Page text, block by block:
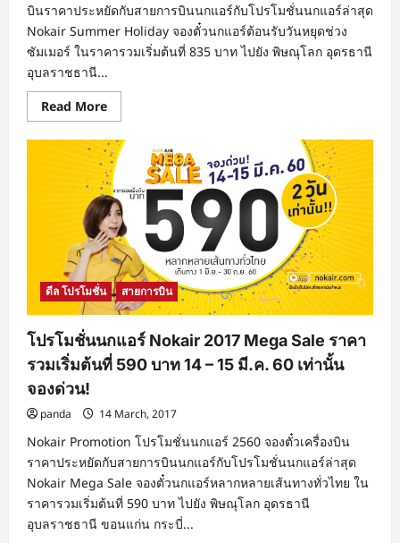
บินราคาประหยัดกับสายการบินนกแอร์กับโปรโมชั่นนกแอร์ล่าสุด
Nokair Summer Holiday จองตั๋วนกแอร์ต้อนรับวันหยุดช่วง
ซัมเมอร์ ในราคารวมเริ่มต้นที่ 835 บาท ไปยัง พิษณุโลก อุดรธานี
อุบลราชธานี...
Read MoreRead
more
โปร
โม
ชั่น
นก
แอร์
Nokair
2017
Summer
Holidays
ราคา
รวม
เริ่ม
ต้น
ที่
835
จอง
ด่วน!
ดีล โปรโมชั่น สายการบิน
โปรโมชั่นนกแอร์ Nokair 2017 Mega Sale ราคา
รวมเริ่มต้นที่ 590 บาท 14 – 15 มี.ค. 60 เท่านั้น
จองด่วน!
panda 14 March, 2017
Nokair Promotion โปรโมชั่นนกแอร์ 2560 จองตั๋วเครื่องบิน
ราคาประหยัดกับสายการบินนกแอร์กับโปรโมชั่นนกแอร์ล่าสุด
Nokair Mega Sale จองตั๋วนกแอร์หลากหลายเส้นทางทั่วไทย ใน
ราคารวมเริ่มต้นที่ 590 บาท ไปยัง พิษณุโลก อุดรธานี
อุบลราชธานี ขอนแก่น กระบี่...